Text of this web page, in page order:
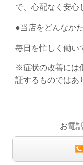
で、心配なく安心
●当店をどんなか
毎日を忙しく働い
※症状の改善には
証するものではあ
お電